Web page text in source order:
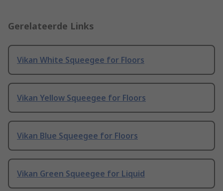
Gerelateerde Links
Vikan White Squeegee for Floors
Vikan Yellow Squeegee for Floors
Vikan Blue Squeegee for Floors
Vikan Green Squeegee for Liquid